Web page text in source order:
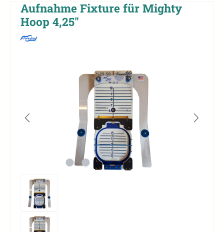
Aufnahme Fixture für Mighty
Hoop 4,25"